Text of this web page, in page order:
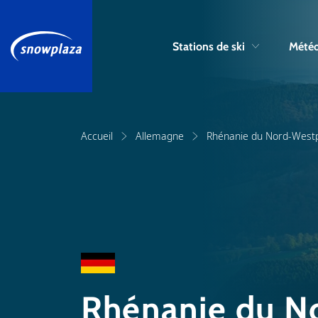
Stations de ski
Accueil Allemagne Rhénanie du Nord-
Rhénanie du